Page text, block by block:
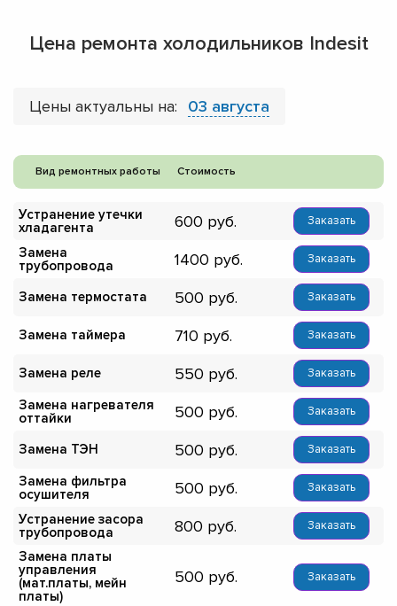
Цена ремонта холодильников Indesit
Цены актуальны на: 03 августа
Вид ремонтных работы Стоимость
Устранение утечки
хладагента
600 Заказать
Замена
трубопровода
1400 Заказать
Замена термостата 500 Заказать
Замена таймера 710 Заказать
Замена реле 550 Заказать
Замена нагревателя
оттайки
500 Заказать
Замена ТЭН 500 Заказать
Замена фильтра
осушителя
500 Заказать
Устранение засора
трубопровода
800 Заказать
Замена платы
управления
(мат.платы, мейн
платы)
500 Заказать